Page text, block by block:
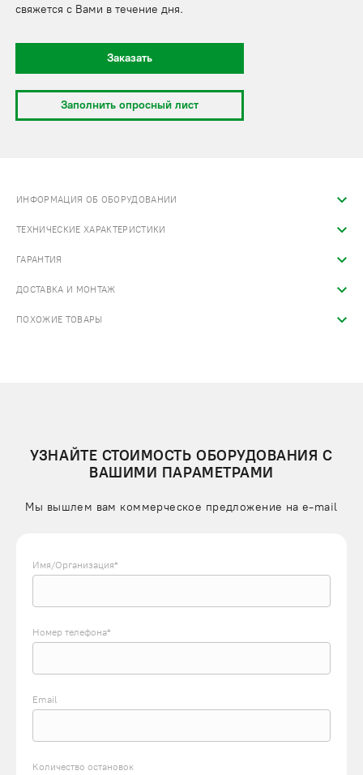
свяжется с Вами в течение дня.
Заказать
Заполнить опросный лист
ИНФОРМАЦИЯ ОБ ОБОРУДОВАНИИ
ТЕХНИЧЕСКИЕ ХАРАКТЕРИСТИКИ
ГАРАНТИЯ
ДОСТАВКА И МОНТАЖ
ПОХОЖИЕ ТОВАРЫ
УЗНАЙТЕ СТОИМОСТЬ ОБОРУДОВАНИЯ С
ВАШИМИ ПАРАМЕТРАМИ
Мы вышлем вам коммерческое предложение на e-mail
Имя/Организация*
Номер телефона*
Email
Количество остановок